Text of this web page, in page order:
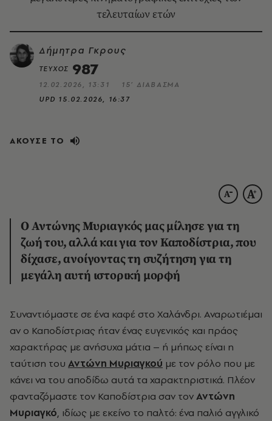
τελευταίων ετών
Δήμητρα Γκρους
ΤΕΥΧΟΣ 987
12.02.2026, 13:31
15’ ΔΙΑΒΑΣΜΑ
UPD 15.02.2026, 16:37
ΑΚΟΥΣΕ ΤΟ
Ο Αντώνης Μυριαγκός μας μίλησε για τη
ζωή του, αλλά και για τον Καποδίστρια, που
δίχασε, ανοίγοντας τη συζήτηση για τη
μεγάλη αυτή ιστορική μορφή
Συναντιόμαστε σε ένα καφέ στο Χαλάνδρι. Αναρωτιέμαι
αν ο Καποδίστριας ήταν ένας ευγενικός και πράος
χαρακτήρας με ανήσυχα μάτια – ή μήπως είναι η
ταύτιση του Αντώνη Μυριαγκού με τον ρόλο που με
κάνει να του αποδίδω αυτά τα χαρακτηριστικά. Πλέον
φανταζόμαστε τον Καποδίστρια σαν τονΑντώνη
Μυριαγκό, ιδίως με εκείνο το παλτό: ένα παλιό αγγλικό